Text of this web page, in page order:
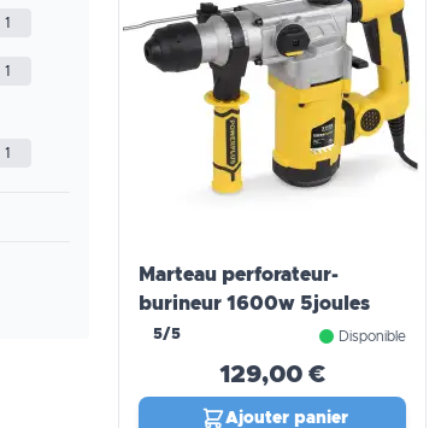
1
1
1
Marteau perforateur-
burineur 1600w 5joules
5/5 Disponible
129,00 €
Ajouter panier